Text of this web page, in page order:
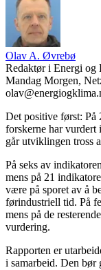
Olav A. Øvrebø
Redaktør i Energi og
Mandag Morgen,
Det positive først:
forskerne har vurdert
går utviklingen tross
På seks av
mens på 21
være på sporet av å
førindustriell tid. På
mens på de
vurdering.
Rapporten er
i samarbeid. Den